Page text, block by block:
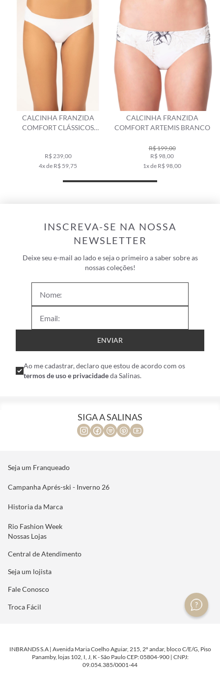
CALCINHA FRANZIDA
COMFORT CLÁSSICOS
R$ 239,00
4x de R$ 59,75
CALCINHA FRANZIDA
COMFORT ARTEMIS BRANCO
R$ 199,00
R$ 98,00
1x de R$ 98,00
INSCREVA-SE NA NOSSA
NEWSLETTER
Deixe seu e-mail ao lado e seja o primeiro a saber sobre as
nossas coleções!
ENVIAR
Ao me cadastrar, declaro que estou de acordo com os
termos de uso e privacidadeda Salinas.
SIGA A SALINAS
Seja um Franqueado
Campanha Aprés-ski - Inverno 26
Historia da Marca
Rio Fashion Week
Nossas Lojas
Central de Atendimento
Seja um lojista
Fale Conosco
Troca Fácil
INBRANDS S.A | Avenida Maria Coelho Aguiar, 215, 2º andar, bloco C/E/G, Piso
Panamby, lojas 102, I, J, K - São Paulo CEP: 05804-900 | CNPJ:
09.054.385/0001-44